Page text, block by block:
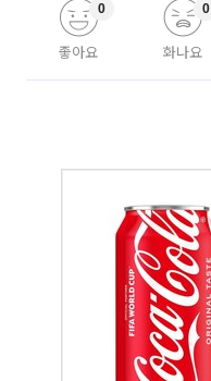
좋아요
0
화나요
0